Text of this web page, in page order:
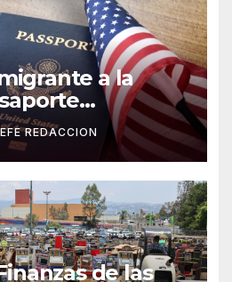
a la
2026
REDACCION
de las